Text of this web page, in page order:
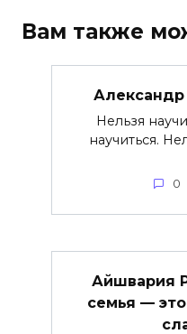
Вам также
Нельзя
научиться.
0
Айшвария
семья —